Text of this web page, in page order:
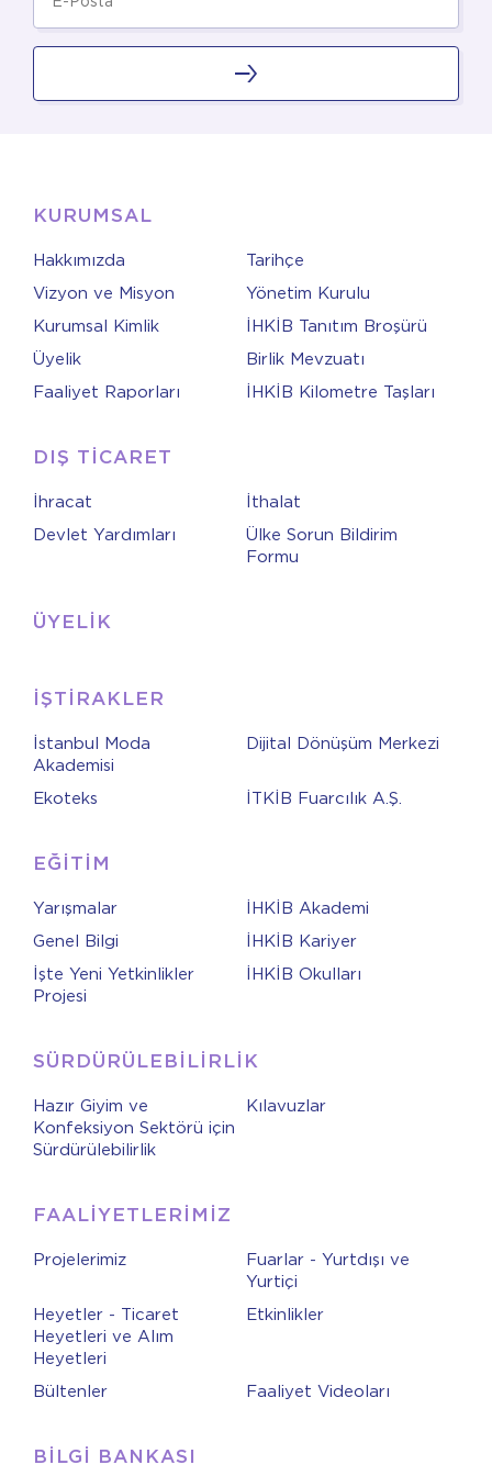
KURUMSAL
Hakkımızda
Tarihçe
Vizyon ve Misyon
Yönetim Kurulu
Kurumsal Kimlik
İHKİB Tanıtım Broşürü
Üyelik
Birlik Mevzuatı
Faaliyet Raporları
İHKİB Kilometre Taşları
DIŞ TİCARET
İhracat
İthalat
Devlet Yardımları
Ülke Sorun Bildirim
Formu
ÜYELİK
İŞTİRAKLER
İstanbul Moda
Akademisi
Dijital Dönüşüm Merkezi
Ekoteks İTKİB Fuarcılık A.Ş.
EĞİTİM
Yarışmalar
İHKİB Akademi
Genel Bilgi
İHKİB Kariyer
İşte Yeni Yetkinlikler
Projesi
İHKİB Okulları
SÜRDÜRÜLEBİLİRLİK
Hazır Giyim ve
Konfeksiyon Sektörü için
Sürdürülebilirlik
Kılavuzlar
FAALİYETLERİMİZ
Projelerimiz
Fuarlar - Yurtdışı ve
Yurtiçi
Heyetler - Ticaret
Heyetleri ve Alım
Heyetleri
Etkinlikler
Bültenler Faaliyet Videoları
BİLGİ BANKASI